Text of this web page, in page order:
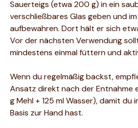
Sauerteigs (etwa 200 g) in ein
verschließbares Glas geben und
aufbewahren. Dort hält er sich
Vor der nächsten Verwendung
mindestens einmal füttern und
Wenn du regelmäßig backst,
Ansatz direkt nach der Entnahme
g Mehl + 125 ml Wasser), damit du
Basis zur Hand hast.